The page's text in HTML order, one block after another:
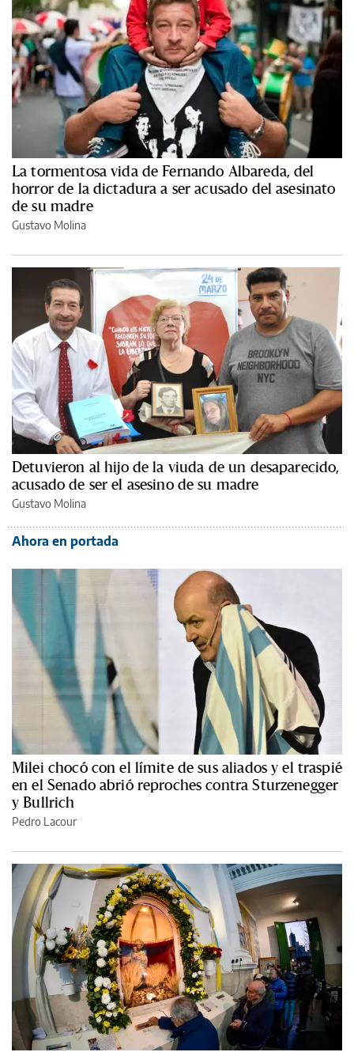
La tormentosa vida de Fernando Albareda, del
horror de la dictadura a ser acusado del asesinato
de su madre
Gustavo Molina
Detuvieron al hijo de la viuda de un desaparecido,
acusado de ser el asesino de su madre
Gustavo Molina
Ahora en portada
Milei chocó con el límite de sus aliados y el traspié
en el Senado abrió reproches contra Sturzenegger
y Bullrich
Pedro Lacour